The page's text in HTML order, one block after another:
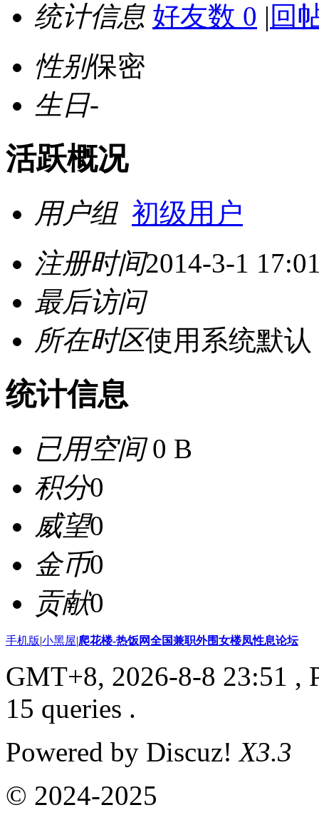
统计信息 好友数 0 | 回
性别保密
生日-
活跃概况
用户组 初级用户
注册时间2014-3-1
最后访问
所在时区使用系统默认
统计信息
已用空间0 B
积分0
威望0
金币0
贡献0
手机版|小黑屋|爬花楼-热饭网全国兼职外围女楼凤性息论坛
GMT+8, 2026-8-8 23:51 ,
15 queries .
Powered by Discuz!X3.3
© 2024-2025